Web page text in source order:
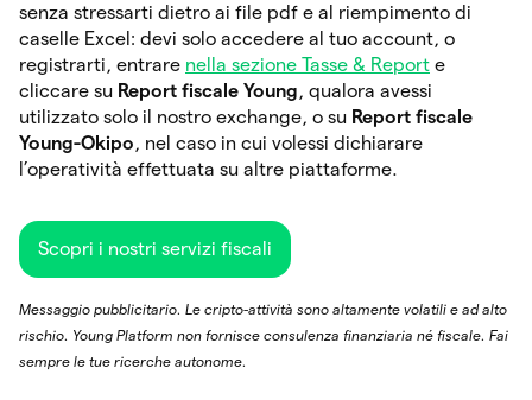
senza stressarti dietro ai file pdf e al riempimento di
caselle Excel: devi solo accedere al tuo account, o
registrarti, entrare nella sezione Tasse & Report e
cliccare su Report fiscale Young, qualora avessi
utilizzato solo il nostro exchange, o su Report fiscale
Young-Okipo, nel caso in cui volessi dichiarare
l’operatività effettuata su altre piattaforme.
Scopri i nostri servizi fiscali
Messaggio pubblicitario. Le cripto-attività sono altamente volatili e ad alto
rischio. Young Platform non fornisce consulenza finanziaria né fiscale. Fai
sempre le tue ricerche autonome.